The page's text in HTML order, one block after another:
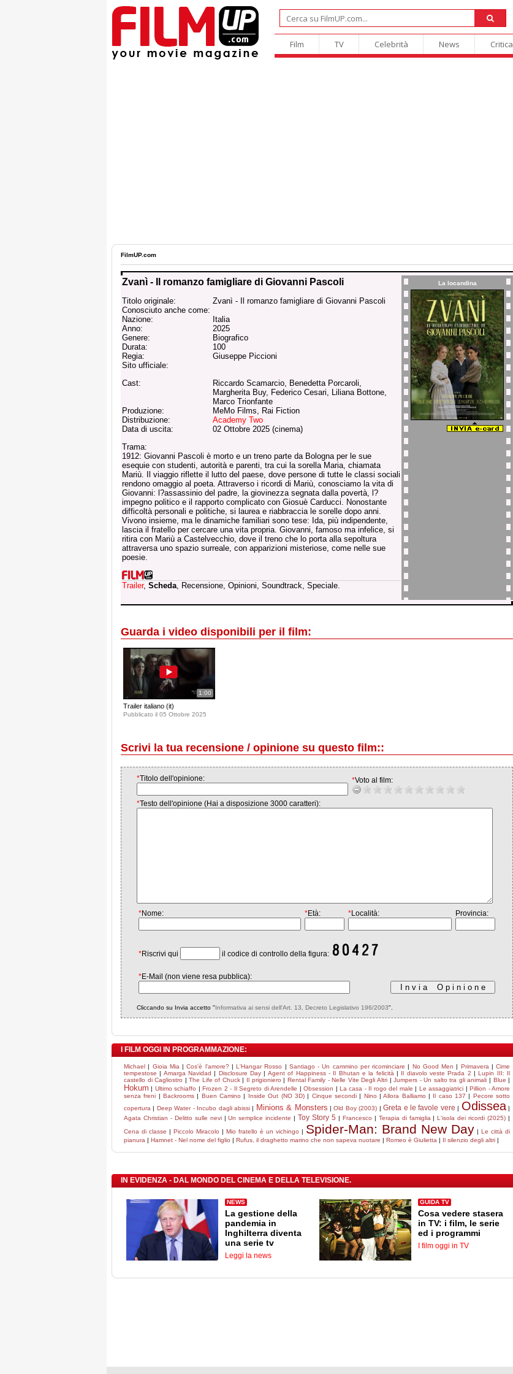
Film TV Celebrità News Critica
FilmUP.com
Zvanì - Il romanzo famigliare di Giovanni Pascoli
Titolo originale:
Zvanì - Il romanzo famigliare di Giovanni Pascoli
Conosciuto anche come:
Nazione:
Italia
Anno:
2025
Genere:
Biografico
Durata:
100
Regia:
Giuseppe Piccioni
Sito ufficiale:
Cast:
Riccardo Scamarcio, Benedetta Porcaroli,
Margherita Buy, Federico Cesari, Liliana Bottone,
Marco Trionfante
Produzione:
MeMo Films, Rai Fiction
Distribuzione:
Academy Two
Data di uscita:
02 Ottobre 2025 (cinema)
Trama:
1912: Giovanni Pascoli è morto e un treno parte da Bologna per le sue
esequie con studenti, autorità e parenti, tra cui la sorella Maria, chiamata
Mariù. Il viaggio riflette il lutto del paese, dove persone di tutte le classi sociali
rendono omaggio al poeta. Attraverso i ricordi di Mariù, conosciamo la vita di
Giovanni: l?assassinio del padre, la giovinezza segnata dalla povertà, l?
impegno politico e il rapporto complicato con Giosuè Carducci. Nonostante
difficoltà personali e politiche, si laurea e riabbraccia le sorelle dopo anni.
Vivono insieme, ma le dinamiche familiari sono tese: Ida, più indipendente,
lascia il fratello per cercare una vita propria. Giovanni, famoso ma infelice, si
ritira con Mariù a Castelvecchio, dove il treno che lo porta alla sepoltura
attraversa uno spazio surreale, con apparizioni misteriose, come nelle sue
poesie.
Trailer, Scheda, Recensione, Opinioni, Soundtrack, Speciale.
La locandina
Guarda i video disponibili per il film:
1:00
Trailer italiano (it)
Pubblicato il 05 Ottobre 2025
Scrivi la tua recensione / opinione su questo film::
*Titolo dell'opinione: *Voto al film:
*Testo dell'opinione (Hai a disposizione 3000 caratteri):
*Nome: *Età: *Località: Provincia:
*Riscrivi qui il codice di controllo della figura:
*E-Mail (non viene resa pubblica):
Cliccando su Invia accetto "Informativa ai sensi dell'Art. 13, Decreto Legislativo 196/2003".
I FILM OGGI IN PROGRAMMAZIONE:
Michael | Gioia Mia |Cos'è l'amore? | L'Hangar Rosso | Santiago - Un cammino per ricominciare | No Good Men | Primavera | Cime
tempestose | Amarga Navidad | Disclosure Day | Agent of Happiness - Il Bhutan e la felicità | Il diavolo veste Prada 2 |Lupin III: Il
castello di Cagliostro |The Life of Chuck| Il prigioniero | Rental Family - Nelle Vite Degli Altri|Jumpers - Un salto tra gli animali | Blue |
Hokum | Ultimo schiaffo |Frozen 2 - Il Segreto di Arendelle |Obsession |La casa - Il rogo del male | Le assaggiatrici |Pillion - Amore
senza freni |Backrooms | Buen Camino | Inside Out (NO 3D)| Cinque secondi| Nino |Allora Balliamo | Il caso 137 | Pecore sotto
copertura | Deep Water - Incubo dagli abissi| Minions & Monsters |Old Boy (2003) |Greta e le favole vere | Odissea|
Agata Christian - Delitto sulle nevi|Un semplice incidente | Toy Story 5 | Francesco | Terapia di famiglia |L'isola dei ricordi (2025) |
Cena di classe | Piccolo Miracolo | Mio fratello è un vichingo | Spider-Man: Brand New Day | Le città di
pianura | Hamnet - Nel nome del figlio | Rufus, il draghetto marino che non sapeva nuotare | Romeo è Giulietta | Il silenzio degli altri |
IN EVIDENZA - DAL MONDO DEL CINEMA E DELLA TELEVISIONE.
NEWS
La gestione della
pandemia in
Inghilterra diventa
una serie tv
Leggi la news
GUIDA TV
Cosa vedere stasera
in TV: i film, le serie
ed i programmi
I film oggi in TV